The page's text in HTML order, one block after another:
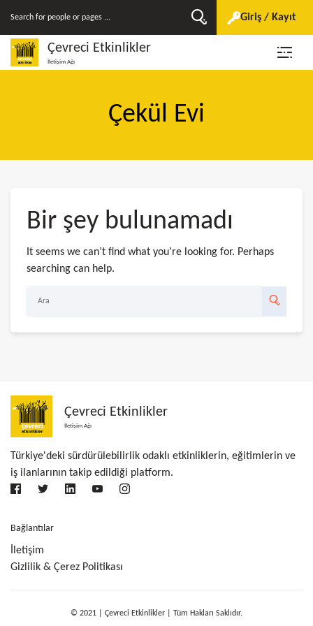
Giriş / Kayıt
Çevreci Etkinlikler
İletişim Ağı
Çekül Evi
Bir şey bulunamadı
It seems we can’t find what you’re looking for. Perhaps
searching can help.
Çevreci Etkinlikler
İletişim Ağı
Türkiye'deki sürdürülebilirlik odaklı etkinliklerin, eğitimlerin ve
iş ilanlarının takip edildiği platform.
Bağlantılar
İletişim
Gizlilik & Çerez Politikası
© 2021 | Çevreci Etkinlikler | Tüm Hakları Saklıdır.